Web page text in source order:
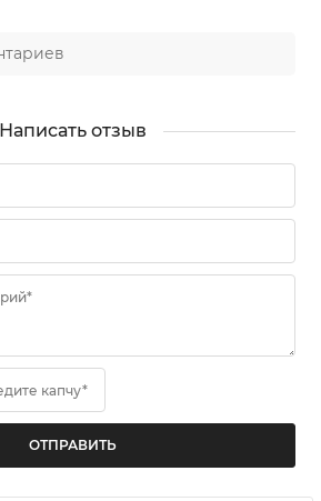
Написать отзыв
капчу*